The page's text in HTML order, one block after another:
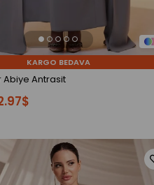
KARGO BEDAVA
Abiye Antrasit